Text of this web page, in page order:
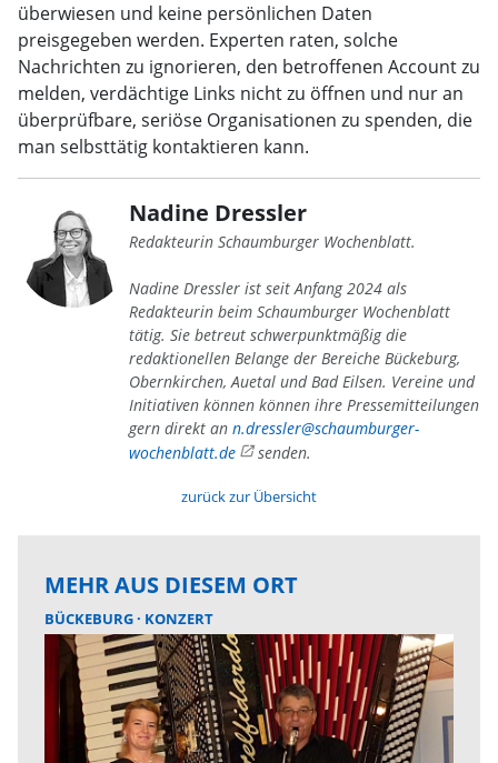
überwiesen und keine persönlichen Daten
preisgegeben werden. Experten raten, solche
Nachrichten zu ignorieren, den betroffenen Account zu
melden, verdächtige Links nicht zu öffnen und nur an
überprüfbare, seriöse Organisationen zu spenden, die
man selbsttätig kontaktieren kann.
Nadine Dressler
Redakteurin Schaumburger Wochenblatt.
Nadine Dressler ist seit Anfang 2024 als
Redakteurin beim Schaumburger Wochenblatt
tätig. Sie betreut schwerpunktmäßig die
redaktionellen Belange der Bereiche Bückeburg,
Obernkirchen, Auetal und Bad Eilsen. Vereine und
Initiativen können können ihre Pressemitteilungen
gern direkt an n.dressler@schaumburger-
wochenblatt.de
senden.
zurück zur Übersicht
MEHR AUS DIESEM ORT
BÜCKEBURG KONZERT